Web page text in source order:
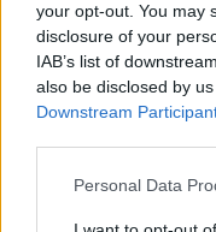
your opt-out. You may
disclosure of your
IAB’s list of
also be disclosed by
Downstream
Personal Data
Μάρτυρας: Κάναμε
άλλο μπορούσαμε
"Αστυνομία" και
Πρόεδρος: Βλέπατε
διαβάσαμε...